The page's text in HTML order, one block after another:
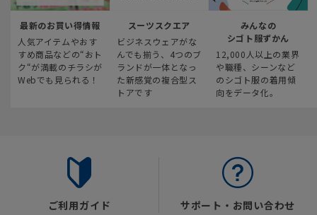
最新のお買い得情報
人気アイテムやおす
すめ商品などの“おト
ク“が満載のチラシが
Webでも見られる！
スーツスクエア
ビジネスウェアがな
んでも揃う、4つのブ
ランドが一体となっ
た新感覚の複合型ス
トアです
みんなの
シゴト服ずかん
12,000人以上の業界
や職種、シーンなど
のシゴト服の着用傾
向をデータ化。
ご利用ガイド サポート・お問い合わせ